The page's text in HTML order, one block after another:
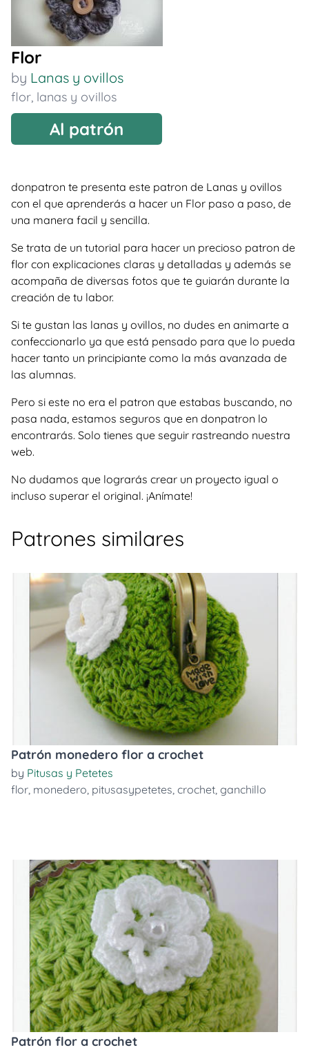
Flor
by Lanas y ovillos
flor, lanas y ovillos
Al patrón
donpatron te presenta este patron de Lanas y ovillos
con el que aprenderás a hacer un Flor paso a paso, de
una manera facil y sencilla.
Se trata de un tutorial para hacer un precioso patron de
flor con explicaciones claras y detalladas y además se
acompaña de diversas fotos que te guiarán durante la
creación de tu labor.
Si te gustan las lanas y ovillos, no dudes en animarte a
confeccionarlo ya que está pensado para que lo pueda
hacer tanto un principiante como la más avanzada de
las alumnas.
Pero si este no era el patron que estabas buscando, no
pasa nada, estamos seguros que en donpatron lo
encontrarás. Solo tienes que seguir rastreando nuestra
web.
No dudamos que lograrás crear un proyecto igual o
incluso superar el original. ¡Anímate!
Patrones similares
Patrón monedero flor a crochet
by Pitusas y Petetes
flor, monedero, pitusasypetetes, crochet, ganchillo
Patrón flor a crochet